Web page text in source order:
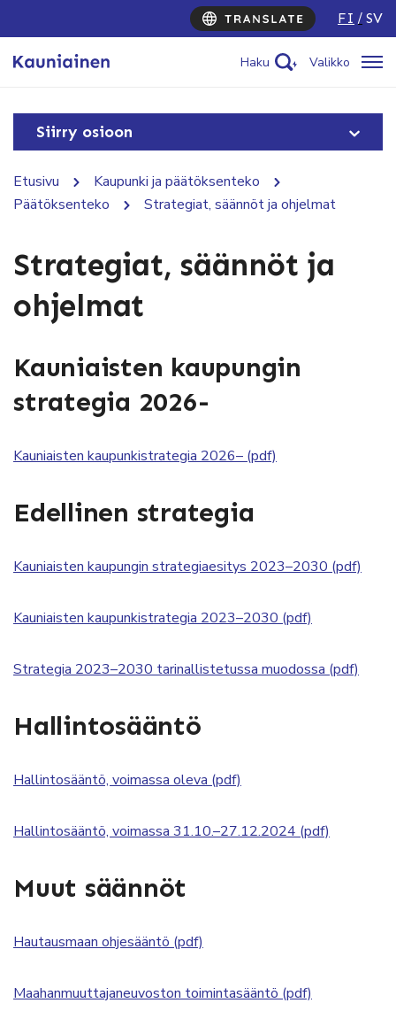
FI SV
Haku Valikko
Siirry osioon
Etusivu
Kaupunki ja päätöksenteko
Päätöksenteko
Strategiat, säännöt ja ohjelmat
Strategiat, säännöt ja
ohjelmat
Kauniaisten kaupungin
strategia 2026-
Kauniaisten kaupunkistrategia 2026– (pdf)
Edellinen strategia
Kauniaisten kaupungin strategiaesitys 2023–2030 (pdf)
Kauniaisten kaupunkistrategia 2023–2030 (pdf)
Strategia 2023–2030 tarinallistetussa muodossa (pdf)
Hallintosääntö
Hallintosääntö, voimassa oleva (pdf)
Hallintosääntö, voimassa 31.10.–27.12.2024 (pdf)
Muut säännöt
Hautausmaan ohjesääntö (pdf)
Maahanmuuttajaneuvoston toimintasääntö (pdf)